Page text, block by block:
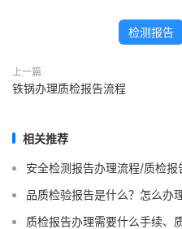
检测报告
上一篇
铁锅办理质检报告流程
相关推荐
安全检测报告办理流程/质检
品质检验报告是什么？怎么办
质检报告办理需要什么手续、